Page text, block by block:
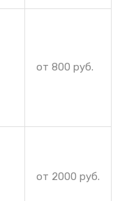
от 800 руб.
от 2000 руб.